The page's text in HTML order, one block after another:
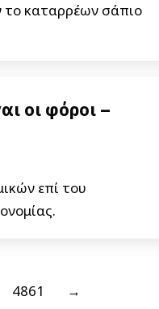
το καταρρέων σάπιο
οι φόροι –
επί του
4861 →